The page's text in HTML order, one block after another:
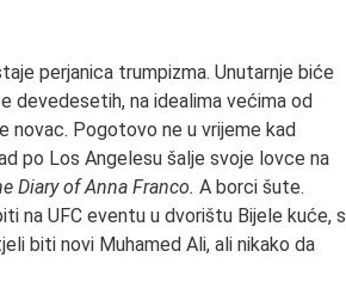
perjanica trumpizma. Unutarnje biće
devedesetih, na idealima većima od
novac. Pogotovo ne u vrijeme kad
po Los Angelesu šalje svoje lovce na
Diary of Anna Franco. A borci šute.
na UFC eventu u dvorištu Bijele kuće, s
biti novi Muhamed Ali, ali nikako da